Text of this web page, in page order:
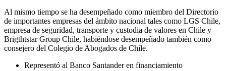
Al mismo tiempo se ha desempeñado como miembro del Directorio
de importantes empresas del ámbito nacional tales como LGS Chile,
empresa de seguridad, transporte y custodia de valores en Chile y
Brigthtstar Group Chile, habiéndose desempeñado también como
consejero del Colegio de Abogados de Chile.
Representó al Banco Santander en financiamiento